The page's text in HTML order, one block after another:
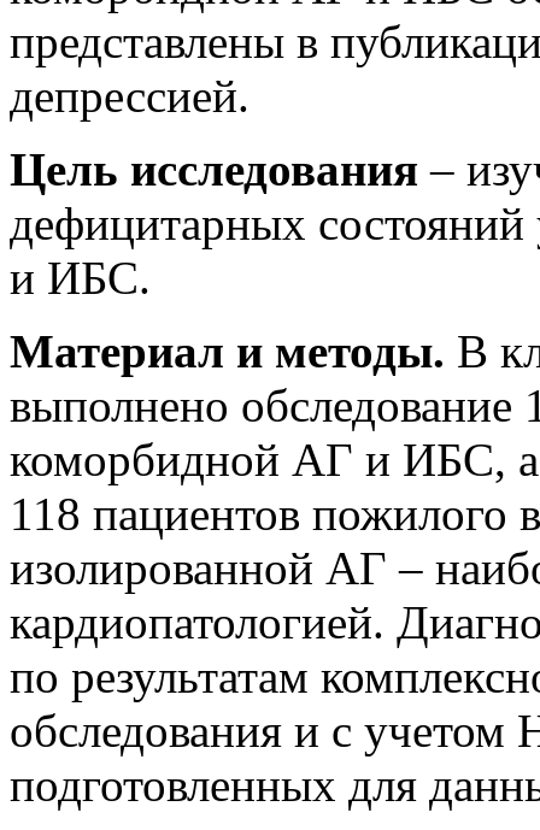
представлены в
депрессией.
Цель исследования –
дефицитарных
и ИБС.
Материал и методы. В
выполнено обследование
коморбидной АГ и ИБС, а
118 пациентов пожилого
изолированной АГ –
кардиопатологией.
по результатам
обследования и с
подготовленных для